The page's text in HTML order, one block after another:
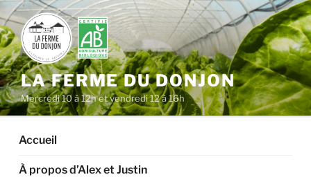
Aller
au
contenu
principal
LA FERME DU DONJON
Mercredi 10 à 12h et vendredi 12 à 16h
Accueil
À propos d’Alex et Justin